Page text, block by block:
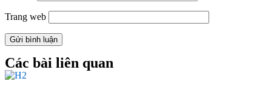
Trang web
Các bài liên quan